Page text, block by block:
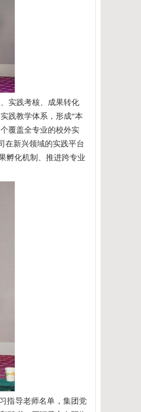
实践考核、成果转化
践教学体系，形成“本
个覆盖全专业的校外实
在新兴领域的实践平台
孵化机制
推进跨专业
指导老师名单， 集团 党